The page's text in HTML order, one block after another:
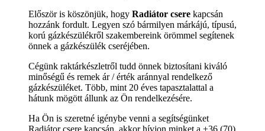
Először is köszönjük, hogy Radiátor csere kapcsán
hozzánk fordult. Legyen szó bármilyen márkájú, típusú,
korú gázkészülékről szakembereink örömmel segítenek
önnek a gázkészülék cseréjében.
Cégünk raktárkészletről tudd önnek biztosítani kiváló
minőségű és remek ár / érték aránnyal rendelkező
gázkészüléket. Több, mint 20 éves tapasztalattal a
hátunk mögött állunk az Ön rendelkezésére.
Ha Ön is szeretné igénybe venni a segítségünket